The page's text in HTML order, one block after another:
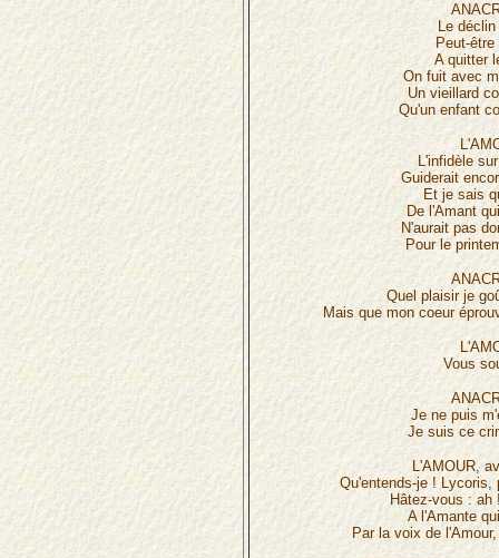
Le
Peut-être
A quitter
On fuit avec
Un vieillard
Qu'un enfant
L'infidèle
Guiderait
Et je sais
De l'Amant
N'aurait pas
Pour le
Quel plaisir je
Mais que mon coeur
Vous
Je ne puis
Je suis ce
L'AMOUR,
Qu'entends-je ! Lycoris,
Hâtez-vous : ah
A l'Amante
Par la voix de